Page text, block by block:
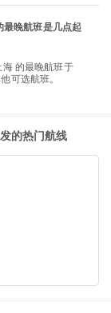
晚航班是几点起
可选航班。
的热门航线